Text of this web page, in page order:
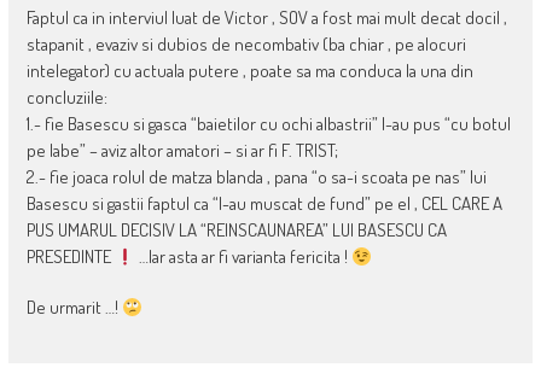
Faptul ca in interviul luat de Victor , SOV a fost mai mult decat docil ,
stapanit , evaziv si dubios de necombativ (ba chiar , pe alocuri
intelegator) cu actuala putere , poate sa ma conduca la una din
concluziile:
1.- fie Basescu si gasca “baietilor cu ochi albastrii” l-au pus “cu botul
pe labe” – aviz altor amatori – si ar fi F. TRIST;
2.- fie joaca rolul de matza blanda , pana “o sa-i scoata pe nas” lui
Basescu si gastii faptul ca “l-au muscat de fund” pe el , CEL CARE A
PUS UMARUL DECISIV LA “REINSCAUNAREA” LUI BASESCU CA
PRESEDINTE
…Iar asta ar fi varianta fericita !
De urmarit …!